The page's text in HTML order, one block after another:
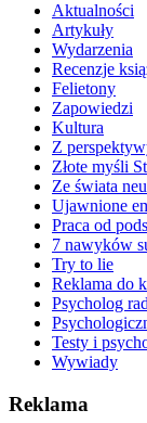
Aktualności
Artykuły
Wydarzenia
Recenzje
Felietony
Zapowiedzi
Kultura
Z
Złote myśli
Ze świata
Ujawnione
Praca od
7 nawyków
Try to lie
Reklama do
Psycholog
Testy i
Wywiady
Reklama